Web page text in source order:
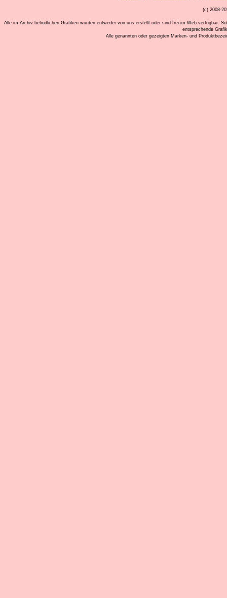
(c) 2008-
Alle im Archiv befindlichen Grafiken wurden entweder von uns erstellt oder sind frei im Web verfügbar.
entsprechende
Alle genannten oder gezeigten Marken- und